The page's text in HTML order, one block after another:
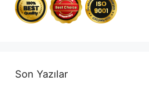
Son Yazılar